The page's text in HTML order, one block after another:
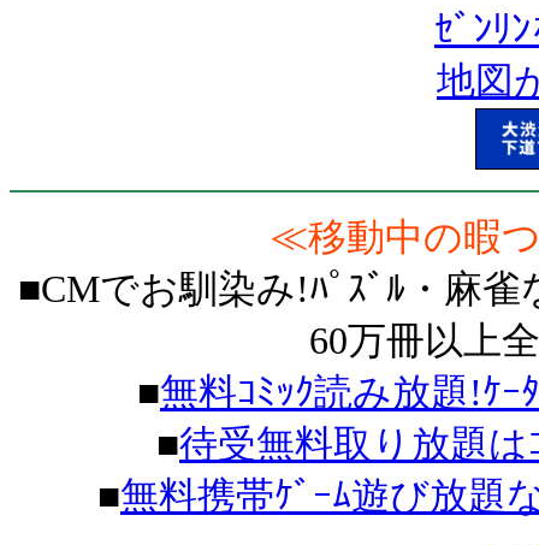
ｾﾞﾝﾘ
地図
≪移動中の暇
■CMでお馴染み!ﾊﾟｽﾞﾙ・麻雀
60万冊以上
■無料ｺﾐｯｸ読み放題!ｹ
■待受無料取り放題
■無料携帯ｹﾞｰﾑ遊び放題